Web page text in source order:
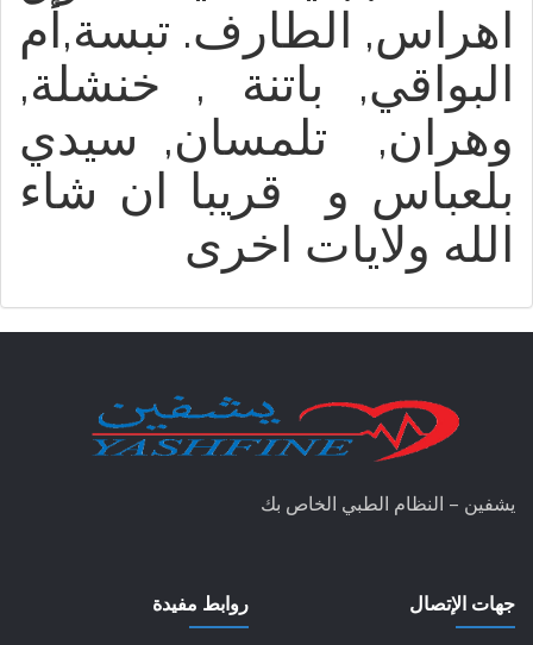
اهراس, الطارف. تبسة,أم
البواقي, باتنة , خنشلة,
وهران, تلمسان, سيدي
بلعباس و قريبا ان شاء
الله ولايات اخرى
يشفين – النظام الطبي الخاص بك
روابط مفيدة جهات الإتصال